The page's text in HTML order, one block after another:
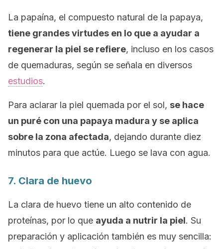
La papaína, el compuesto natural de la papaya,
tiene grandes virtudes en lo que a ayudar a
regenerar la piel se refiere, incluso en los casos
de quemaduras, según se señala en diversos
estudios.
Para aclarar la piel quemada por el sol, se hace
un puré con una papaya madura y se aplica
sobre la zona afectada, dejando durante diez
minutos para que actúe. Luego se lava con agua.
7. Clara de huevo
La clara de huevo tiene un alto contenido de
proteínas, por lo que ayuda a nutrir la piel. Su
preparación y aplicación también es muy sencilla: